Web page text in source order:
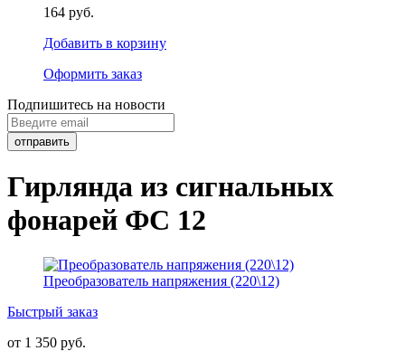
164 руб.
Добавить в корзину
Оформить заказ
Подпишитесь на новости
Гирлянда из сигнальных
фонарей ФС 12
Преобразователь напряжения (220\12)
Быстрый заказ
от 1 350 руб.